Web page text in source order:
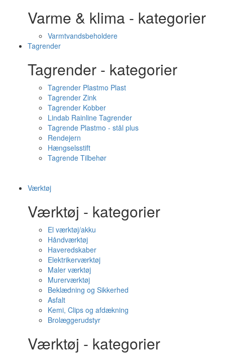
Varme & klima - kategorier
Varmtvandsbeholdere
Tagrender
Tagrender - kategorier
Tagrender Plastmo Plast
Tagrender Zink
Tagrender Kobber
Lindab Rainline Tagrender
Tagrende Plastmo - stål plus
Rendejern
Hængselsstift
Tagrende Tilbehør
Værktøj
Værktøj - kategorier
El værktøj/akku
Håndværktøj
Haveredskaber
Elektrikerværktøj
Maler værktøj
Murerværktøj
Beklædning og Sikkerhed
Asfalt
Kemi, Clips og afdækning
Brolæggerudstyr
Værktøj - kategorier